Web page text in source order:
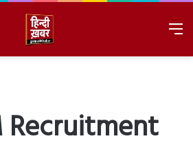
Recruitment